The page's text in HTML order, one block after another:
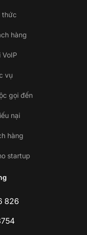
thức
hàng
vụ
gọi đến
nại
hàng
startup
826